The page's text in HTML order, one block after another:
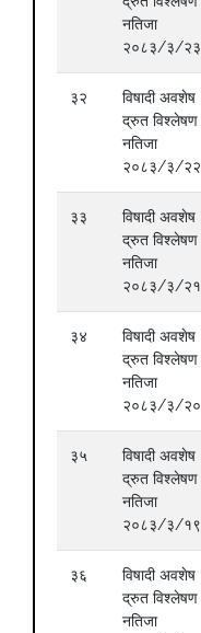
नतिजा
२०८३/३/२३
३२
विषादी अवशेष
द्रुत विश्लेषण
नतिजा
२०८३/३/२२
३३
विषादी अवशेष
द्रुत विश्लेषण
नतिजा
२०८३/३/२१
३४
विषादी अवशेष
द्रुत विश्लेषण
नतिजा
२०८३/३/२०
३५
विषादी अवशेष
द्रुत विश्लेषण
नतिजा
२०८३/३/१९
३६
विषादी अवशेष
द्रुत विश्लेषण
नतिजा